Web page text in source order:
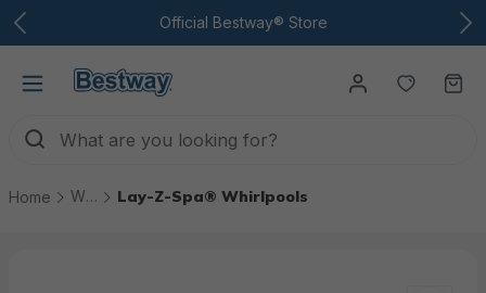
To the main contentOfficial Bestway® Store
You
Home Whirlpools & ice baths Lay-Z-Spa® Whirlpools